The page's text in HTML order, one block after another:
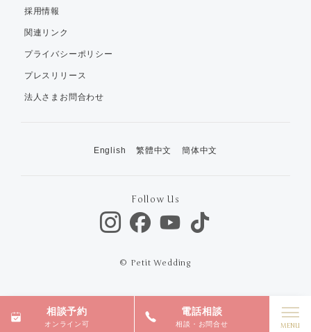
相談予約
オンライン可
電話相談
相談・お問合せ
採用情報
関連リンク
プライバシーポリシー
プレスリリース
法人さまお問合わせ
English 繁體中文 簡体中文
Follow Us
© Petit Wedding